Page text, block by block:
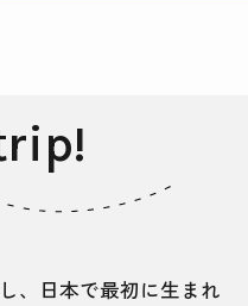
、日本で最初に生まれ